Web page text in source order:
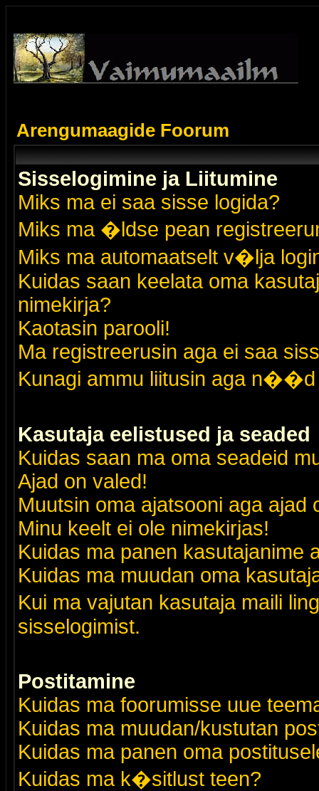
Arengumaagide Foorum
Sisselogimine ja Liitumine
Miks ma ei saa sisse logida?
Miks ma �ldse pean
Miks ma automaatselt v�lja
Kuidas saan keelata oma
nimekirja?
Kaotasin parooli!
Ma registreerusin aga ei saa
Kunagi ammu liitusin aga n��d
Kasutaja eelistused ja seaded
Kuidas saan ma oma seadeid
Ajad on valed!
Muutsin oma ajatsooni aga ajad
Minu keelt ei ole nimekirjas!
Kuidas ma panen kasutajanime
Kuidas ma muudan oma
Kui ma vajutan kasutaja maili
sisselogimist.
Postitamine
Kuidas ma foorumisse uue
Kuidas ma muudan/kustutan
Kuidas ma panen oma
Kuidas ma k�sitlust teen?